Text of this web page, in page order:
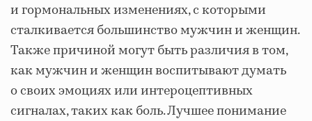
и гормональных изменениях, с которыми
сталкивается большинство мужчин и женщин.
Также причиной могут быть различия в том,
как мужчин и женщин воспитывают думать
о своих эмоциях или интероцептивных
сигналах, таких как боль. Лучшее понимание